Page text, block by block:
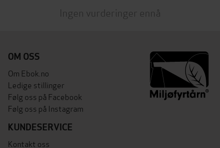
Ingen vurderinger ennå
OM OSS
Om Ebok.no
Ledige stillinger
Følg oss på Facebook
Følg oss på Instagram
KUNDESERVICE
Kontakt oss